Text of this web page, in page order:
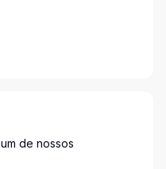
de nossos